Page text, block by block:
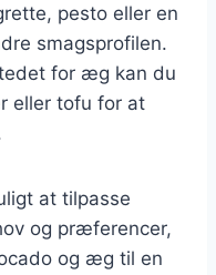
pesto eller en
smagsprofilen.
for æg kan du
eller tofu for at
at tilpasse
og præferencer,
og æg til en